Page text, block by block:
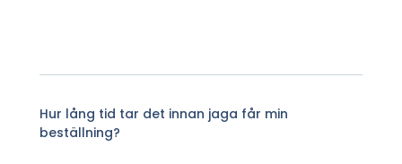
Hur lång tid tar det innan jaga får min
beställning?